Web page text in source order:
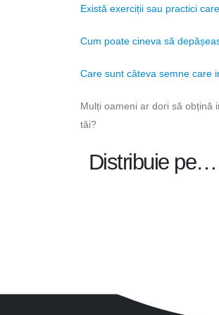
Există exerciții sau practici
Cum poate cineva să
Care sunt câteva semne care
Mulți oameni ar dori să obțină
tăi?
Distribuie pe…